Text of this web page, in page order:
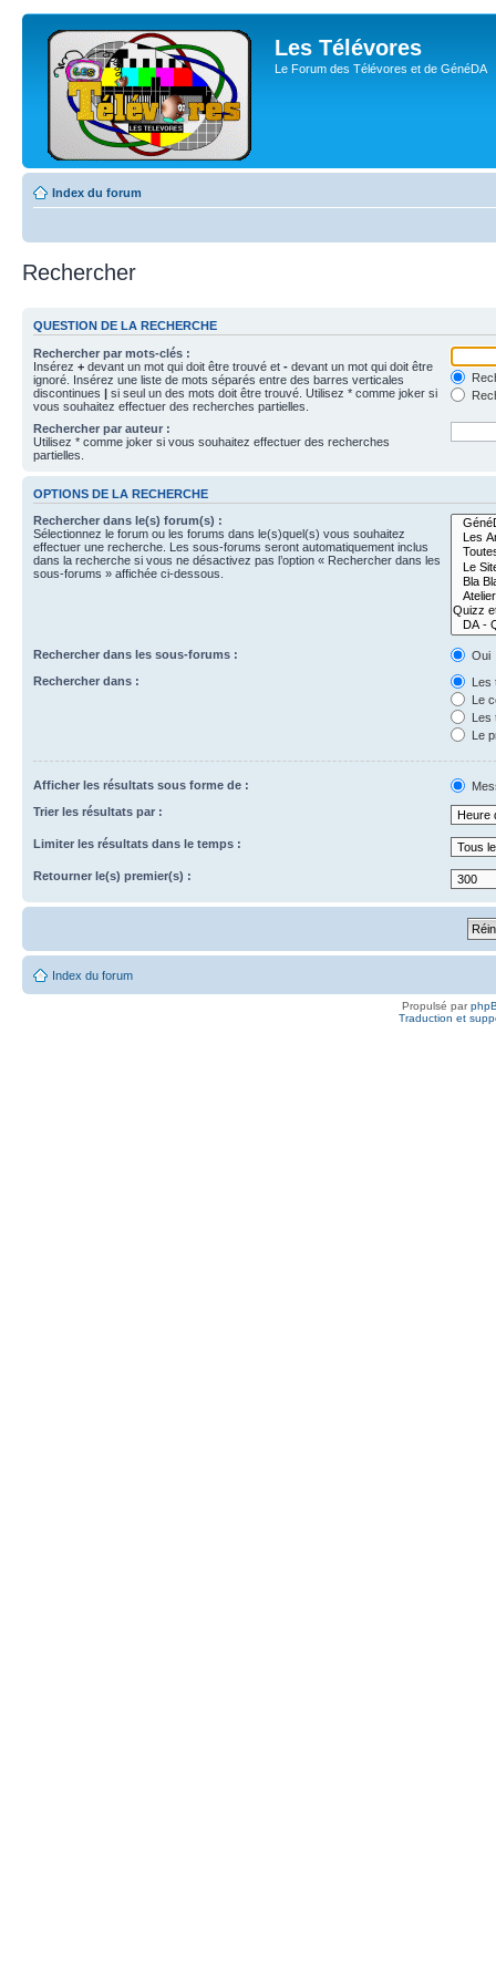
Les Télévores
Le Forum des Télévores et de GénéDA
Index du forum
Rechercher
QUESTION DE LA RECHERCHE
Rechercher par mots-clés :
Insérez + devant un mot qui doit être trouvé et - devant un mot qui doit être
ignoré. Insérez une liste de mots séparés entre des barres verticales
discontinues | si seul un des mots doit être trouvé. Utilisez * comme joker si
vous souhaitez effectuer des recherches partielles.
Rechercher par auteur :
Utilisez * comme joker si vous souhaitez effectuer des recherches
partielles.
OPTIONS DE LA RECHERCHE
Rechercher dans le(s) forum(s) :
Sélectionnez le forum ou les forums dans le(s)quel(s) vous souhaitez
effectuer une recherche. Les sous-forums seront automatiquement inclus
dans la recherche si vous ne désactivez pas l’option « Rechercher dans les
sous-forums » affichée ci-dessous.
Rechercher dans les sous-forums :
Oui
Rechercher dans :
Les
Le
Les
Le
Afficher les résultats sous forme de :
Trier les résultats par :
Limiter les résultats dans le temps :
Retourner le(s) premier(s) :
Index du forum
Propulsé par
Traduction et